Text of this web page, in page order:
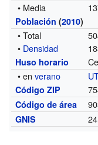
• Media
Población (2010)
• Total
• Densidad
Huso horario
• enverano
Código ZIP
Código de área
GNIS